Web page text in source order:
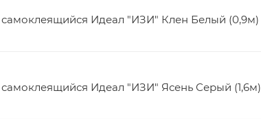
Идеал "ИЗИ" Клен Белый (0,9м)
Идеал "ИЗИ" Ясень Серый (1,6м)